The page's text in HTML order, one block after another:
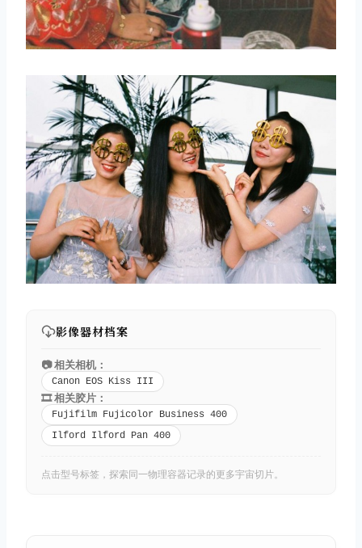
影像器材档案
📷 相关相机：
Canon EOS Kiss III
🎞️ 相关胶片：
Fujifilm Fujicolor Business 400
Ilford Ilford Pan 400
点击型号标签，探索同一物理容器记录的更多宇宙切片。